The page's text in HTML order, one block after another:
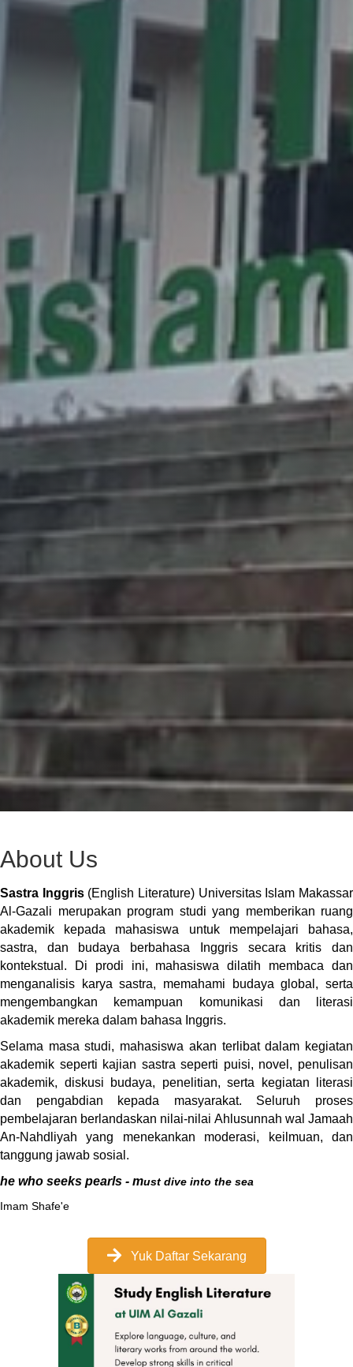
About Us
Sastra Inggris(English Literature) Universitas Islam Makassar
Al-Gazali merupakan program studi yang memberikan ruang
akademik kepada mahasiswa untuk mempelajari bahasa,
sastra, dan budaya berbahasa Inggris secara kritis dan
kontekstual. Di prodi ini, mahasiswa dilatih membaca dan
menganalisis karya sastra, memahami budaya global, serta
mengembangkan kemampuan komunikasi dan literasi
akademik mereka dalam bahasa Inggris.
Selama masa studi, mahasiswa akan terlibat dalam kegiatan
akademik seperti kajian sastra seperti puisi, novel, penulisan
akademik, diskusi budaya, penelitian, serta kegiatan literasi
dan pengabdian kepada masyarakat. Seluruh proses
pembelajaran berlandaskan nilai-nilai Ahlusunnah wal Jamaah
An-Nahdliyah yang menekankan moderasi, keilmuan, dan
tanggung jawab sosial.
he who seeks pearls - must dive into the sea
Imam Shafe'e
Yuk Daftar Sekarang